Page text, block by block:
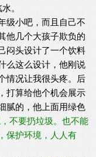
。
级小吧，而且自己不
他几个大孩子欺负的
闷头设计了一个饮料
么这么设计，他刚说
情况让我很头疼。后
打算给他个机会展示
腻的，他上面用绿色
不要扔垃圾。也不能
保护环境，人人有